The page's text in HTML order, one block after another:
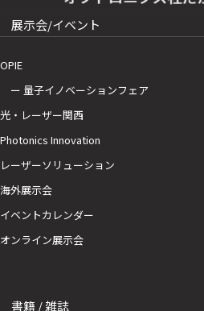
展示会/イベント
OPIE
ー 量子イノベーションフェア
光・レーザー関西
Photonics Innovation
レーザーソリューション
海外展示会
イベントカレンダー
オンライン展示会
書籍 / 雑誌